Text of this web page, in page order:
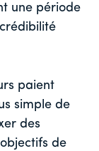
une période
paient
simple de
des
objectifs de